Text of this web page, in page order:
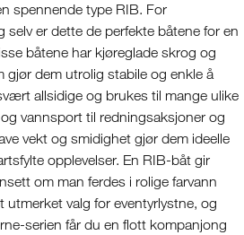
spennende type RIB. For
er dette de perfekte båtene for en
båtene har kjøreglade skrog og
dem utrolig stabile og enkle å
allsidige og brukes til mange ulike
vannsport til redningsaksjoner og
vekt og smidighet gjør dem ideelle
opplevelser. En RIB-båt gir
om man ferdes i rolige farvann
utmerket valg for eventyrlystne, og
serien får du en flott kompanjong